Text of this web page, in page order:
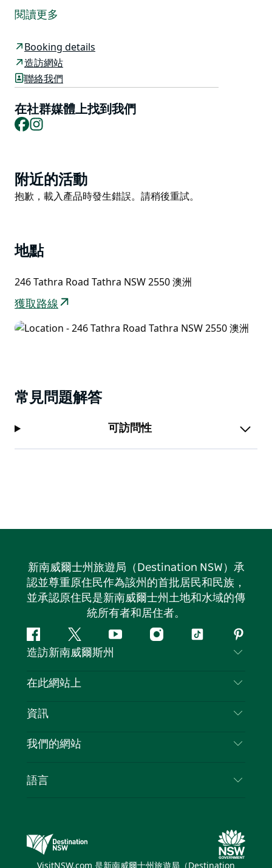
上，距離位於新南威爾士州風景如畫的藍寶石海岸的海濱
小鎮 Tathra 僅幾步之遙或 5 分鐘車程，位於悉尼和墨爾
湖、河流和國家公園而聞名。
Kininny Cottages 提供三種不同風格的住宿，是家庭輕
鬆度假的好去處。
特色和活動包括游泳池、網球場、劃獨木舟、迷你高爾夫
球場和豐富的自然環境中的野生動物
閱讀更多
Booking details
造訪網站
聯絡我們
在社群媒體上找到我們
Facebook
Product
List
附近的活動
Product
抱歉，載入產品時發生錯誤。請稍後重試。
地點
246 Tathra Road Tathra NSW 2550 澳洲
獲取路線
常見問題解答
可訪問性
新南威爾士州旅遊局（Destination NSW）承
認並尊重原住民作為該州的首批居民和民族，
並承認原住民是新南威爾士州土地和水域的傳
統所有者和居住者。
Facebook嘰
嘰
喳
Youtube Instagram
抖
造訪新南威爾斯州
聯絡我們
隱私
Cookie 通知
在此網站上
目的地
新南威爾斯州公路旅行
活動
資訊
旅行資訊
新南威爾斯的商業
我們的網站
新南威爾士州旅遊局（Destination NSW）媒體中
語言
VisitNSW.com 是新南威爾士州旅遊局（Destination